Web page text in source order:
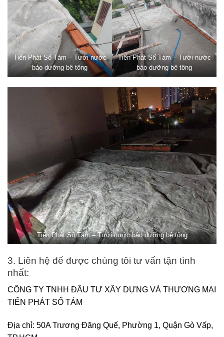
Tiến Phát Số Tám – Tưới nước
bảo dưỡng bê tông
Tiến Phát Số Tám – Tưới nước
bảo dưỡng bê tông
Tiến Phát Số Tám – Tưới nước bảo dưỡng bê tông
3. Liên hệ để được chúng tôi tư vấn tận tình
nhất:
CÔNG TY TNHH ĐẦU TƯ XÂY DỰNG VÀ THƯƠNG MẠI
TIẾN PHÁT SỐ TÁM
Địa chỉ: 50A Trương Đăng Quế, Phường 1, Quận Gò Vấp,